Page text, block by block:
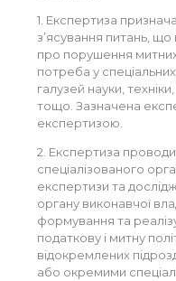
1. Експертиза
з’ясування питань,
про порушення
потреба у
галузей науки,
тощо. Зазначена
експертизою.
2. Експертиза
спеціалізованого
експертизи та
органу виконавчої
формування та
податкову і митну
відокремлених
або окремими